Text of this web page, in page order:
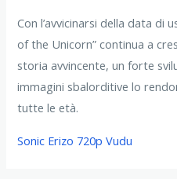
Con l’avvicinarsi della data di
of the Unicorn” continua a
storia avvincente, un forte
immagini sbalorditive lo
tutte le età.
Sonic Erizo 720p Vudu